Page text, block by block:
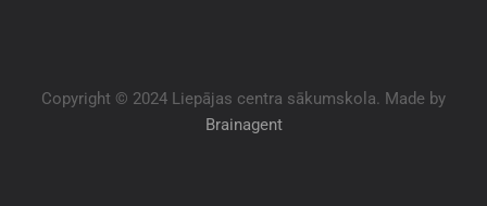
Copyright © 2024 Liepājas centra sākumskola. Made by
Brainagent